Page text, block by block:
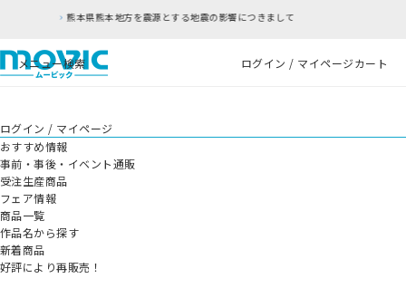
本地方を震源とする地震の影響につきまして
メニュー検索 ログイン / マイページカート
ログイン / マイページ
おすすめ情報
事前・事後・イベント通販
受注生産商品
フェア情報
商品一覧
作品名から探す
新着商品
好評により再販売！